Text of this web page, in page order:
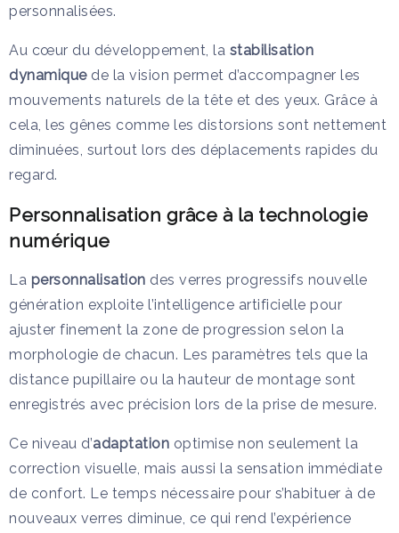
personnalisées.
Au cœur du développement, la stabilisation
dynamiquede la vision permet d’accompagner les
mouvements naturels de la tête et des yeux. Grâce à
cela, les gênes comme les distorsions sont nettement
diminuées, surtout lors des déplacements rapides du
regard.
Personnalisation grâce à la technologie
numérique
La personnalisation des verres progressifs nouvelle
génération exploite l’intelligence artificielle pour
ajuster finement la zone de progression selon la
morphologie de chacun. Les paramètres tels que la
distance pupillaire ou la hauteur de montage sont
enregistrés avec précision lors de la prise de mesure.
Ce niveau d’adaptation optimise non seulement la
correction visuelle, mais aussi la sensation immédiate
de confort. Le temps nécessaire pour s’habituer à de
nouveaux verres diminue, ce qui rend l’expérience